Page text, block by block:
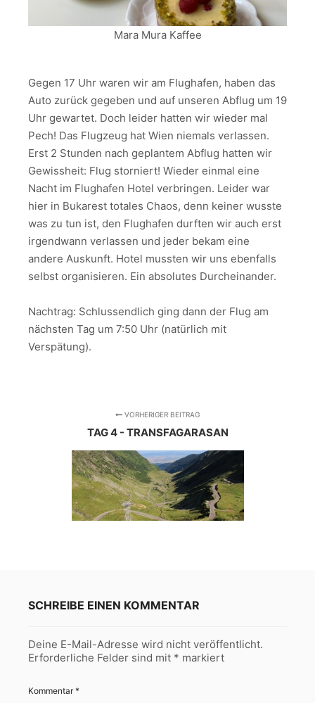
Mara Mura Kaffee
Gegen 17 Uhr waren wir am Flughafen, haben das
Auto zurück gegeben und auf unseren Abflug um 19
Uhr gewartet. Doch leider hatten wir wieder mal
Pech! Das Flugzeug hat Wien niemals verlassen.
Erst 2 Stunden nach geplantem Abflug hatten wir
Gewissheit: Flug storniert! Wieder einmal eine
Nacht im Flughafen Hotel verbringen. Leider war
hier in Bukarest totales Chaos, denn keiner wusste
was zu tun ist, den Flughafen durften wir auch erst
irgendwann verlassen und jeder bekam eine
andere Auskunft. Hotel mussten wir uns ebenfalls
selbst organisieren. Ein absolutes Durcheinander.
Nachtrag: Schlussendlich ging dann der Flug am
nächsten Tag um 7:50 Uhr (natürlich mit
Verspätung).
VORHERIGER BEITRAG
TAG 4 - TRANSFAGARASAN
SCHREIBE EINEN KOMMENTAR
Deine E-Mail-Adresse wird nicht veröffentlicht.
Erforderliche Felder sind mit * markiert
Kommentar*